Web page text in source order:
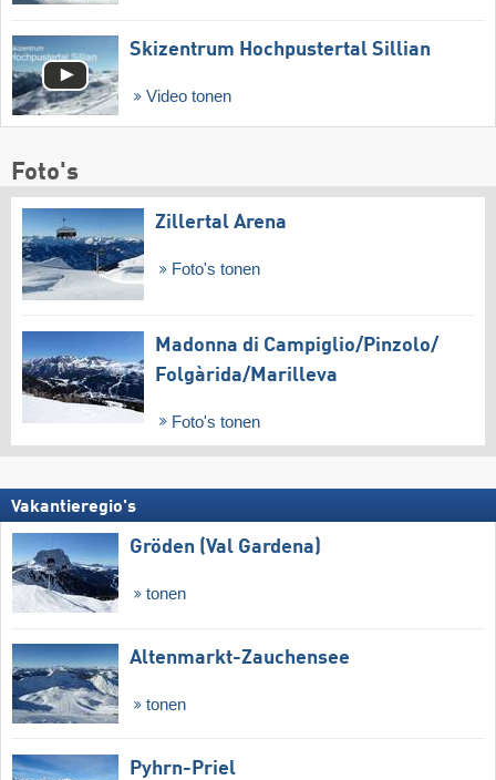
Skizentrum Hochpustertal Sillian
Video tonen
Foto's
Zillertal Arena
Foto's tonen
Madonna di Campiglio/​Pinzolo/​
Folgàrida/​Marilleva
Foto's tonen
Vakantieregio's
Gröden (Val Gardena)
tonen
Altenmarkt-Zauchensee
tonen
Pyhrn-Priel